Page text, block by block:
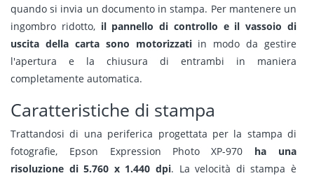
quando si invia un documento in stampa. Per mantenere un
ingombro ridotto, il pannello di controllo e il vassoio di
uscita della carta sono motorizzatiin modo da gestire
l'apertura e la chiusura di entrambi in maniera
completamente automatica.
Caratteristiche di stampa
Trattandosi di una periferica progettata per la stampa di
fotografie, Epson Expression Photo XP-970 ha una
risoluzione di 5.760 x 1.440 dpi. La velocità di stampa è